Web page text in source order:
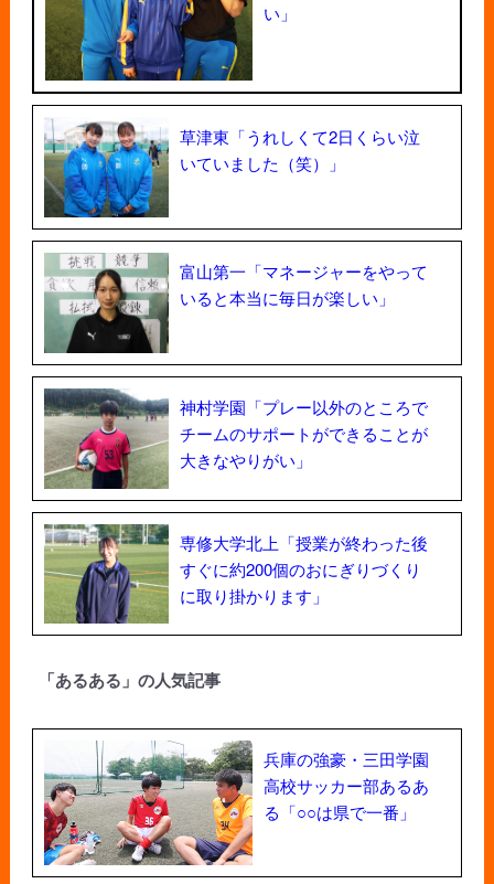
い」
草津東「うれしくて2日くらい泣
いていました（笑）」
富山第一「マネージャーをやって
いると本当に毎日が楽しい」
神村学園「プレー以外のところで
チームのサポートができることが
大きなやりがい」
専修大学北上「授業が終わった後
すぐに約200個のおにぎりづくり
に取り掛かります」
「あるある」の人気記事
兵庫の強豪・三田学園
高校サッカー部あるあ
る「○○は県で一番」